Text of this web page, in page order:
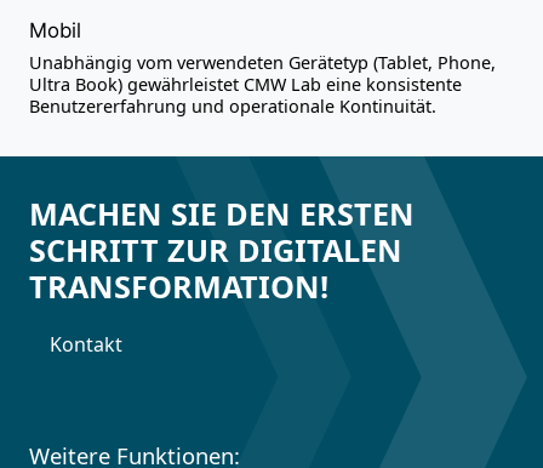
Mobil
Unabhängig vom verwendeten Gerätetyp (Tablet, Phone,
Ultra Book) gewährleistet CMW Lab eine konsistente
Benutzererfahrung und operationale Kontinuität.
Weitere Funktionen:
MACHEN SIE DEN ERSTEN
SCHRITT ZUR DIGITALEN
TRANSFORMATION!
Kontakt